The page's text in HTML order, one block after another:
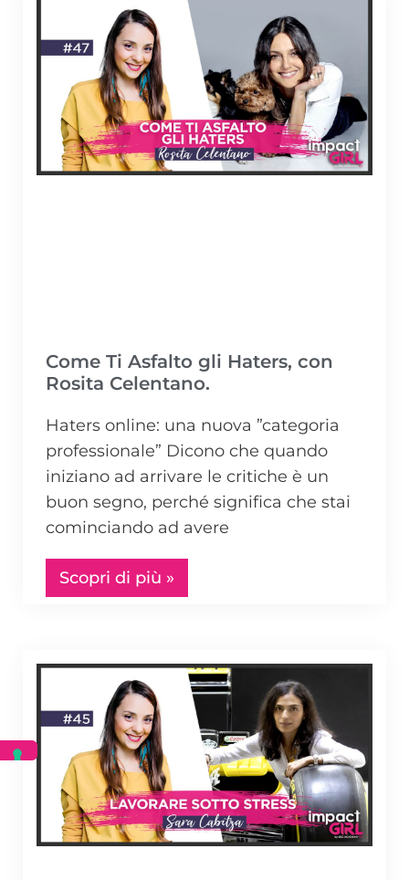
Come Ti Asfalto gli Haters, con
Rosita Celentano.
Haters online: una nuova ”categoria
professionale” Dicono che quando
iniziano ad arrivare le critiche è un
buon segno, perché significa che stai
cominciando ad avere
Scopri di più »